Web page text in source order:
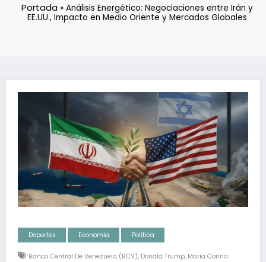
Portada» Análisis Energético: Negociaciones entre Irán y
EE.UU., Impacto en Medio Oriente y Mercados Globales
Deportes Economía Política
Banco Central De Venezuela (BCV), Donald Trump, Maria Corina